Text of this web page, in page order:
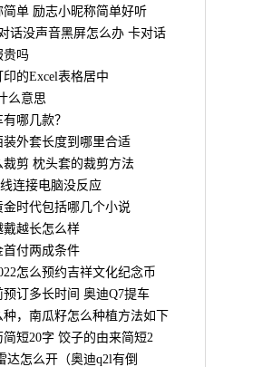
简单 励志小昵称简单好听
话没声音黑屏怎么办 卡对话
贵吗
的Excel表格居中
么意思
哪几款？
装外套长度到哪里合适
裁剪 枕头套的裁剪方法
连接电脑没反应
金时代包括哪几个小说
戴越长怎么样
首付两成条件
怎么预约吉祥文化纪念币
预订多长时间 奥迪Q7提车
，南瓜籽怎么种植方法如下
短20字 饺子的由来简短2
达怎么开（奥迪q2l有倒